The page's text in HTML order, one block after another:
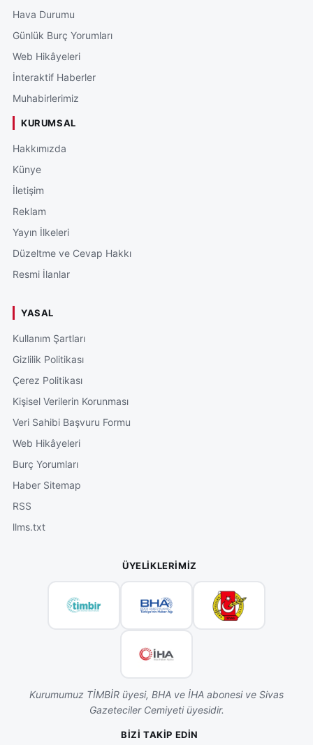
Hava Durumu
Günlük Burç Yorumları
Web Hikâyeleri
İnteraktif Haberler
Muhabirlerimiz
KURUMSAL
Hakkımızda
Künye
İletişim
Reklam
Yayın İlkeleri
Düzeltme ve Cevap Hakkı
Resmi İlanlar
YASAL
Kullanım Şartları
Gizlilik Politikası
Çerez Politikası
Kişisel Verilerin Korunması
Veri Sahibi Başvuru Formu
Web Hikâyeleri
Burç Yorumları
Haber Sitemap
RSS
llms.txt
ÜYELIKLERIMIZ
Kurumumuz TİMBİR üyesi, BHA ve İHA abonesi ve Sivas
Gazeteciler Cemiyeti üyesidir.
BIZI TAKIP EDIN